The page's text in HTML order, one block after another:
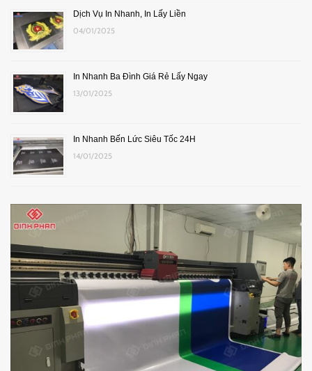
Dịch Vụ In Nhanh, In Lấy Liền
04/01/2025
In Nhanh Ba Đình Giá Rẻ Lấy Ngay
13/01/2025
In Nhanh Bến Lức Siêu Tốc 24H
14/01/2025